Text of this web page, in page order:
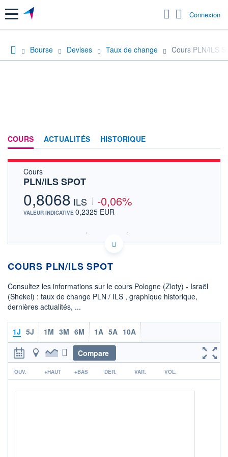
Menu Connexion
Bourse Devises Taux de change Cours PLN/ILS
COURS ACTUALITÉS HISTORIQUE
Cours
PLN/ILS SPOT
0,8068 ILS -0,06%
VALEUR INDICATIVE 0,2325 EUR
SIX - FOREX 2 DONNÉES TEMPS RÉEL
Politique d'exécution
13h41
0,808
0,810
OUVERTURE
0,8075
CLÔTURE VEILLE
0,8101 0,8064
COTATION SPÉCIFIQUE
COURS PLN/ILS SPOT
Consultez les informations sur le cours Pologne (Zloty) - Israël
(Shekel) : taux de change PLN / ILS , graphique historique,
dernières actualités, ...
1J 5J 1M 3M 6M 1A 5A 10A
Compare
r
OUV. +HAUT +BAS DER. VAR. VOL.